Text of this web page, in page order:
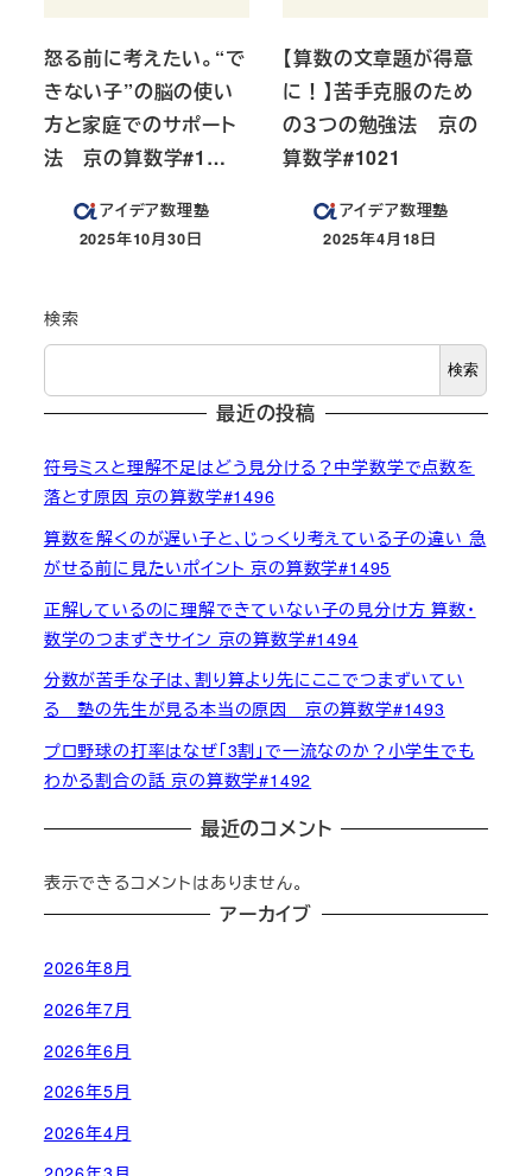
怒る前に考えたい。“で
きない子”の脳の使い
方と家庭でのサポート
法 京の算数学#1…
アイデア数理塾
投稿日
2025年10月30日
【算数の文章題が得意
に！】苦手克服のため
の３つの勉強法 京の
算数学#1021
アイデア数理塾
投稿日
2025年4月18日
検索
検索
最近の投稿
符号ミスと理解不足はどう見分ける？中学数学で点数を
落とす原因 京の算数学#1496
算数を解くのが遅い子と、じっくり考えている子の違い 急
がせる前に見たいポイント 京の算数学#1495
正解しているのに理解できていない子の見分け方 算数・
数学のつまずきサイン 京の算数学#1494
分数が苦手な子は、割り算より先にここでつまずいてい
る 塾の先生が見る本当の原因 京の算数学#1493
プロ野球の打率はなぜ「3割」で一流なのか？小学生でも
わかる割合の話 京の算数学#1492
最近のコメント
表示できるコメントはありません。
アーカイブ
2026年8月
2026年7月
2026年6月
2026年5月
2026年4月